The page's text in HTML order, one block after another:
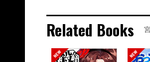
Related Books